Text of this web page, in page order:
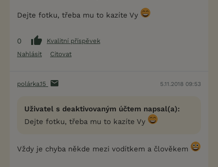
Dejte fotku, třeba mu to kazíte Vy
0
Kvalitní příspěvek
Nahlásit
Citovat
polárka.15 5.11.2018 09:53
Uživatel s deaktivovaným účtem napsal(a):
Dejte fotku, třeba mu to kazíte Vy
Vždy je chyba někde mezi vodítkem a člověkem